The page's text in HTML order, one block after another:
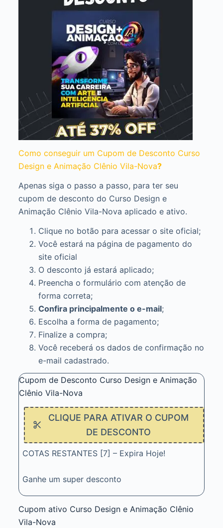
Como conseguir um Cupom de Desconto Curso
Design e Animação Clênio Vila-Nova?
Apenas siga o passo a passo, para ter seu
cupom de desconto do Curso Design e
Animação Clênio Vila-Nova aplicado e ativo.
Clique no botão para acessar o site oficial;
Você estará na página de pagamento do
site oficial
O desconto já estará aplicado;
Preencha o formulário com atenção de
forma correta;
Confira principalmente o e-mail;
Escolha a forma de pagamento;
Finalize a compra;
Você receberá os dados de confirmação no
e-mail cadastrado.
Cupom de Desconto Curso Design e Animação
Clênio Vila-Nova
CLIQUE PARA ATIVAR O CUPOM
DE DESCONTO
COTAS RESTANTES [7] – Expira Hoje!
Ganhe um super desconto
Cupom ativo Curso Design e Animação Clênio
Vila-Nova